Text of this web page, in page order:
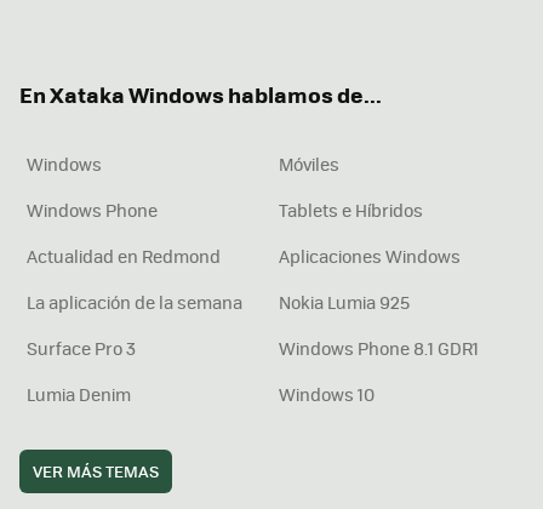
En Xataka Windows hablamos de...
Windows
Móviles
Windows Phone
Tablets e Híbridos
Actualidad en Redmond
Aplicaciones Windows
La aplicación de la semana
Nokia Lumia 925
Surface Pro 3
Windows Phone 8.1 GDR1
Lumia Denim
Windows 10
VER MÁS TEMAS